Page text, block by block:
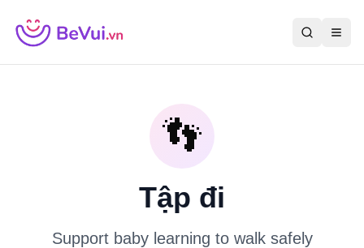
👣
Tập đi
Support baby learning to walk safely